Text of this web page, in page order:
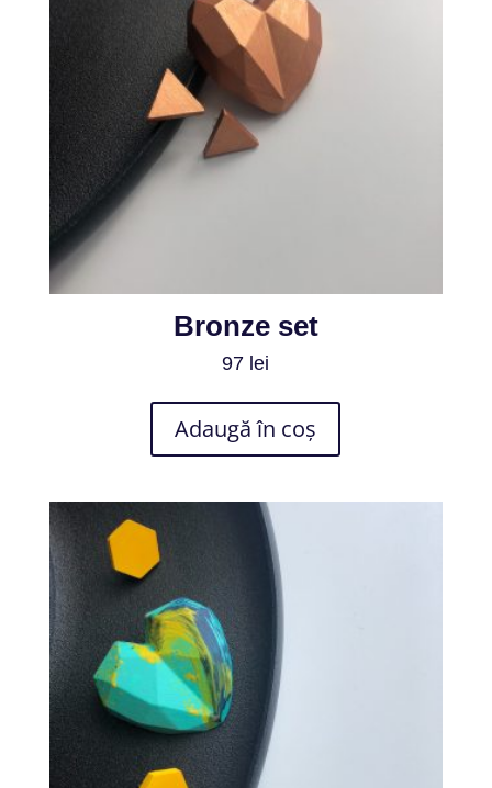
Bronze set
97 lei
Adaugă în coș